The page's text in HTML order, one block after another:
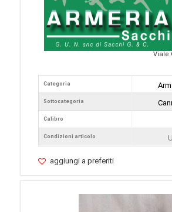
Viale
Categoria
Sottocategoria
Calibro
Condizioni articolo
aggiungi a preferiti